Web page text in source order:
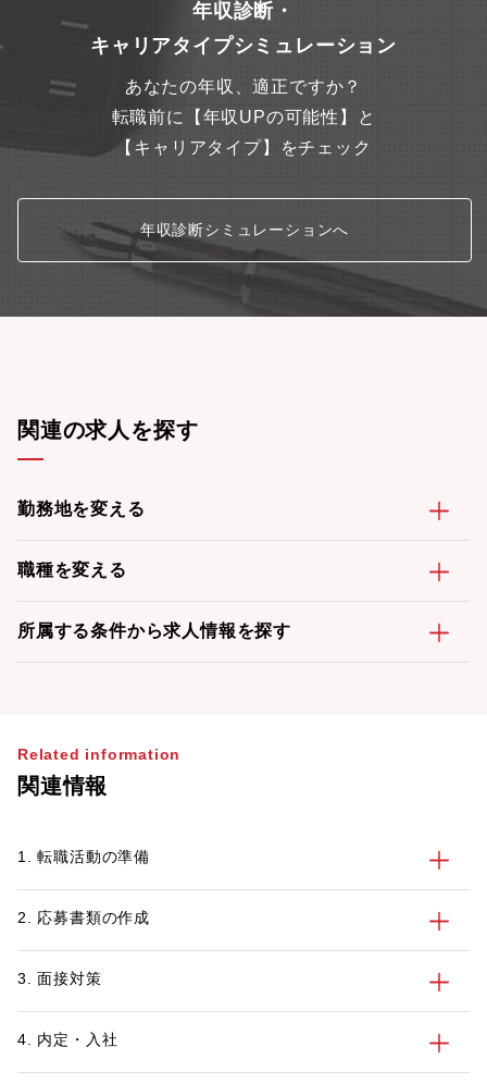
年収診断・
キャリアタイプシミュレーション
あなたの年収、適正ですか？
転職前に【年収UPの可能性】と
【キャリアタイプ】をチェック
年収診断シミュレーションへ
関連の求人を探す
勤務地を変える
職種を変える
所属する条件から求人情報を探す
Related information
関連情報
1. 転職活動の準備
2. 応募書類の作成
3. 面接対策
4. 内定・入社